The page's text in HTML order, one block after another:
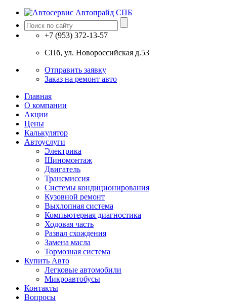
+7 (953) 372-13-57
СПб, ул. Новоросcийская д.53
Отправить заявку
Заказ на ремонт авто
Главная
О компании
Акции
Цены
Калькулятор
Автоуслуги
Электрика
Шиномонтаж
Двигатель
Трансмиссия
Системы кондиционирования
Кузовной ремонт
Выхлопная система
Компьютерная диагностика
Ходовая часть
Развал схождения
Замена масла
Тормозная система
Купить Авто
Легковые автомобили
Микроавтобусы
Контакты
Вопросы